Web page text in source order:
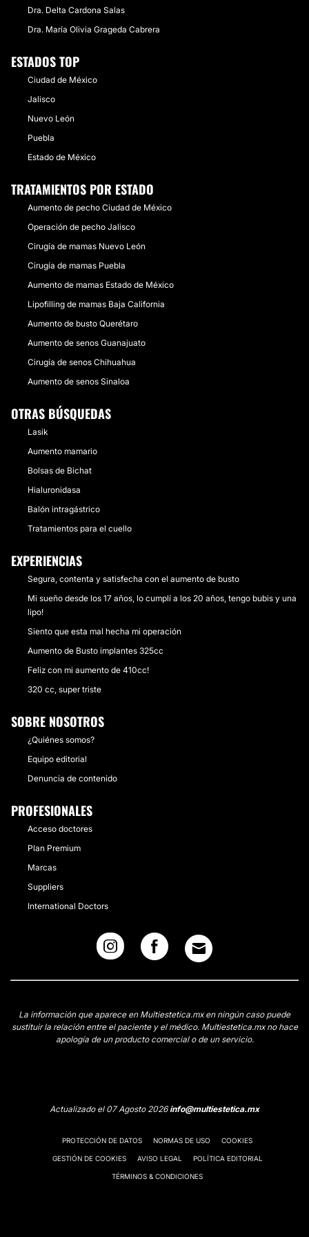
Dra. Delta Cardona Salas
Dra. María Olivia Grageda Cabrera
ESTADOS TOP
Ciudad de México
Jalisco
Nuevo León
Puebla
Estado de México
TRATAMIENTOS POR ESTADO
Aumento de pecho Ciudad de México
Operación de pecho Jalisco
Cirugía de mamas Nuevo León
Cirugía de mamas Puebla
Aumento de mamas Estado de México
Lipofilling de mamas Baja California
Aumento de busto Querétaro
Aumento de senos Guanajuato
Cirugía de senos Chihuahua
Aumento de senos Sinaloa
OTRAS BÚSQUEDAS
Lasik
Aumento mamario
Bolsas de Bichat
Hialuronidasa
Balón intragástrico
Tratamientos para el cuello
EXPERIENCIAS
Segura, contenta y satisfecha con el aumento de busto
Mi sueño desde los 17 años, lo cumplí a los 20 años, tengo bubis y una
lipo!
Siento que esta mal hecha mi operación
Aumento de Busto implantes 325cc
Feliz con mi aumento de 410cc!
320 cc, super triste
SOBRE NOSOTROS
¿Quiénes somos?
Equipo editorial
Denuncia de contenido
PROFESIONALES
Acceso doctores
Plan Premium
Marcas
Suppliers
International Doctors
La información que aparece en Multiestetica.mx en ningún caso puede
sustituir la relación entre el paciente y el médico. Multiestetica.mx no hace
apología de un producto comercial o de un servicio.
Actualizado el 07 Agosto 2026info@multiestetica.mx
PROTECCIÓN DE DATOS NORMAS DE USO COOKIES
GESTIÓN DE COOKIES AVISO LEGAL POLÍTICA EDITORIAL
TÉRMINOS & CONDICIONES